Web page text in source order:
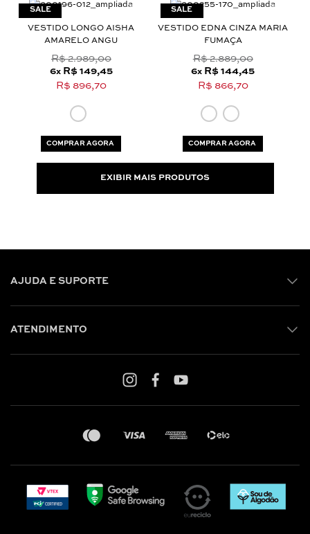
VESTIDO LONGO AISHA
AMARELO ANGU
R$ 2.989,00
6x R$ 149,45
R$ 896,70
COMPRAR AGORA
VESTIDO EDNA CINZA MARIA
FUMAÇA
R$ 2.889,00
6x R$ 144,45
R$ 866,70
COMPRAR AGORA
EXIBIR MAIS PRODUTOS
AJUDA E SUPORTE
ATENDIMENTO
Whatsapp: (31) 97219-6604
Nossas Lojas